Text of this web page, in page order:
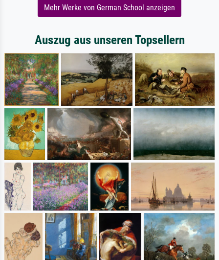
Mehr Werke von German School anzeigen
Auszug aus unseren Topsellern